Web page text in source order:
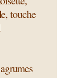
touche